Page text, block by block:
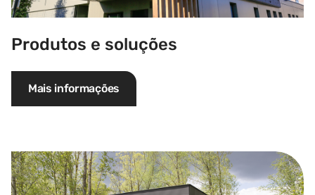
Produtos e soluções
Mais informações
Aspectos superficiais